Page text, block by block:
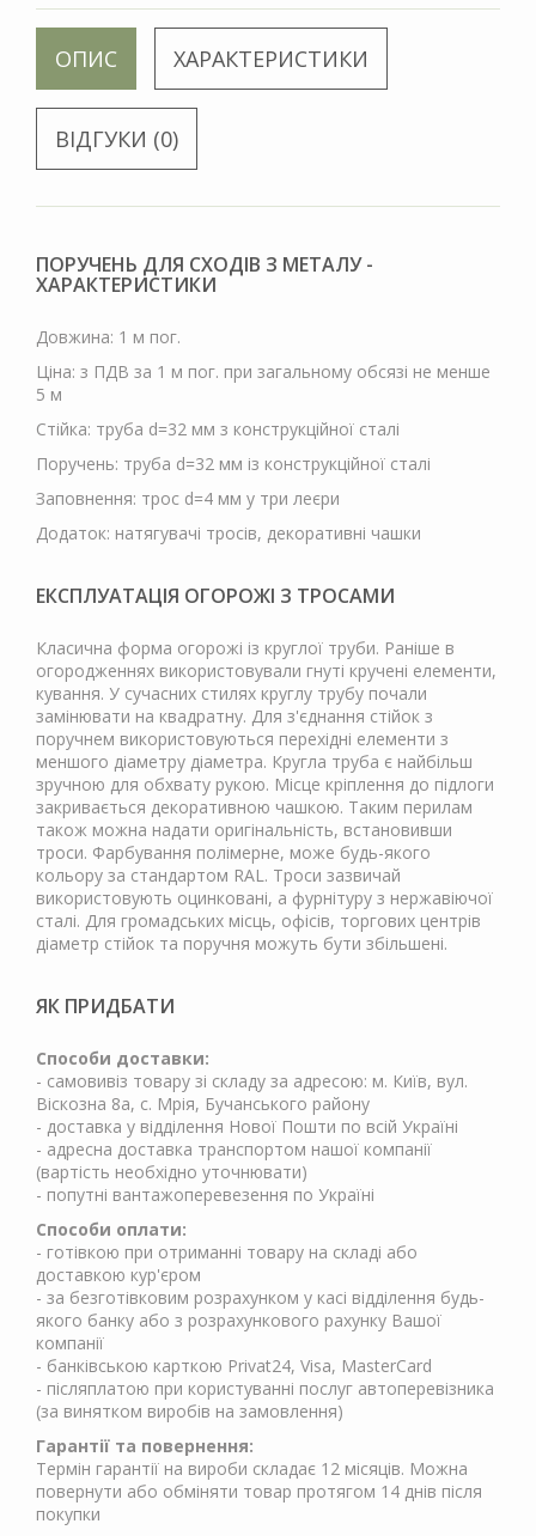
ОПИС ХАРАКТЕРИСТИКИ
ВІДГУКИ (0)
ПОРУЧЕНЬ ДЛЯ СХОДІВ З МЕТАЛУ -
ХАРАКТЕРИСТИКИ
Довжина: 1 м пог.
Ціна: з ПДВ за 1 м пог. при загальному обсязі не менше
5 м
Стійка: труба d=32 мм з конструкційної сталі
Поручень: труба d=32 мм із конструкційної сталі
Заповнення: трос d=4 мм у три леєри
Додаток: натягувачі тросів, декоративні чашки
ЕКСПЛУАТАЦІЯ ОГОРОЖІ З ТРОСАМИ
Класична форма огорожі із круглої труби. Раніше в
огородженнях використовували гнуті кручені елементи,
кування. У сучасних стилях круглу трубу почали
замінювати на квадратну. Для з'єднання стійок з
поручнем використовуються перехідні елементи з
меншого діаметру діаметра. Кругла труба є найбільш
зручною для обхвату рукою. Місце кріплення до підлоги
закривається декоративною чашкою. Таким перилам
також можна надати оригінальність, встановивши
троси. Фарбування полімерне, може будь-якого
кольору за стандартом RAL. Троси зазвичай
використовують оцинковані, а фурнітуру з нержавіючої
сталі. Для громадських місць, офісів, торгових центрів
діаметр стійок та поручня можуть бути збільшені.
ЯК ПРИДБАТИ
Способи доставки:
- самовивіз товару зі складу за адресою: м. Київ, вул.
Віскозна 8а, с. Мрія, Бучанського району
- доставка у відділення Нової Пошти по всій Україні
- адресна доставка транспортом нашої компанії
(вартість необхідно уточнювати)
- попутні вантажоперевезення по Україні
Способи оплати:
- готівкою при отриманні товару на складі або
доставкою кур'єром
- за безготівковим розрахунком у касі відділення будь-
якого банку або з розрахункового рахунку Вашої
компанії
- банківською карткою Privat24, Visa, MasterCard
- післяплатою при користуванні послуг автоперевізника
(за винятком виробів на замовлення)
Гарантії та повернення:
Термін гарантії на вироби складає 12 місяців. Можна
повернути або обміняти товар протягом 14 днів після
покупки